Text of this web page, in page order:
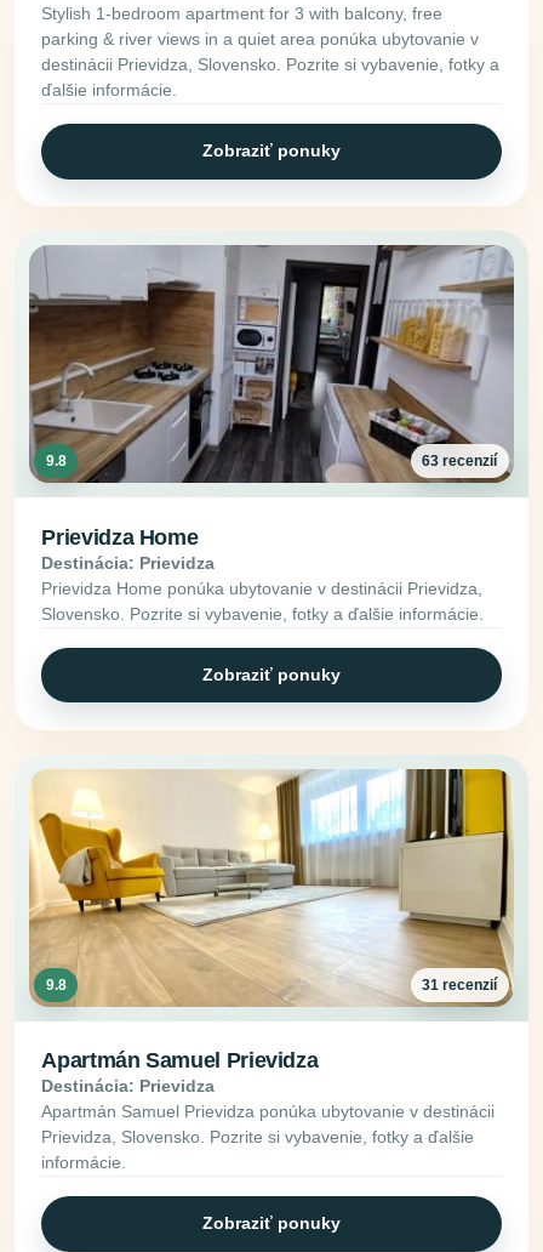
Stylish 1-bedroom apartment for 3 with balcony, free
parking & river views in a quiet area ponúka ubytovanie v
destinácii Prievidza, Slovensko. Pozrite si vybavenie, fotky a
ďalšie informácie.
Zobraziť ponuky
9.8 63 recenzií
Prievidza Home
Destinácia: Prievidza
Prievidza Home ponúka ubytovanie v destinácii Prievidza,
Slovensko. Pozrite si vybavenie, fotky a ďalšie informácie.
Zobraziť ponuky
9.8 31 recenzií
Apartmán Samuel Prievidza
Destinácia: Prievidza
Apartmán Samuel Prievidza ponúka ubytovanie v destinácii
Prievidza, Slovensko. Pozrite si vybavenie, fotky a ďalšie
informácie.
Zobraziť ponuky